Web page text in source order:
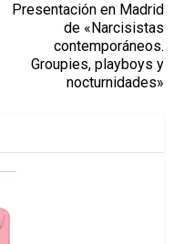
Presentación en Madrid
de «Narcisistas
contemporáneos.
Groupies, playboys y
nocturnidades»